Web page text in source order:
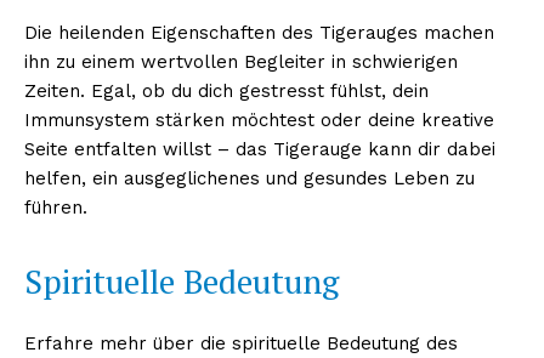
Die heilenden Eigenschaften des Tigerauges machen
ihn zu einem wertvollen Begleiter in schwierigen
Zeiten. Egal, ob du dich gestresst fühlst, dein
Immunsystem stärken möchtest oder deine kreative
Seite entfalten willst – das Tigerauge kann dir dabei
helfen, ein ausgeglichenes und gesundes Leben zu
führen.
Spirituelle Bedeutung
Erfahre mehr über die spirituelle Bedeutung des